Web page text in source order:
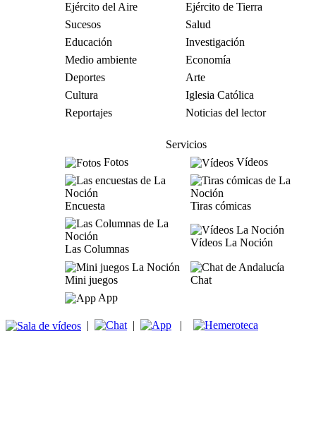
Ejército del Aire
Ejército de Tierra
Sucesos
Salud
Educación
Investigación
Medio ambiente
Economía
Deportes
Arte
Cultura
Iglesia Católica
Reportajes
Noticias del lector
Servicios
Fotos
Vídeos
Encuesta Tiras cómicas
Las Columnas
Vídeos La Noción
Mini juegos
Chat
App
| | |